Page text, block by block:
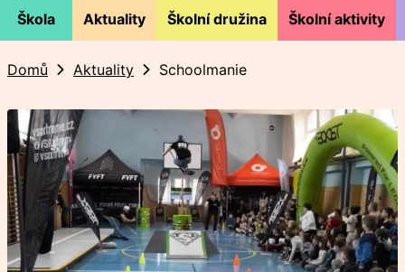
Škola Aktuality Školní družina Školní aktivity
Domů Aktuality Schoolmanie